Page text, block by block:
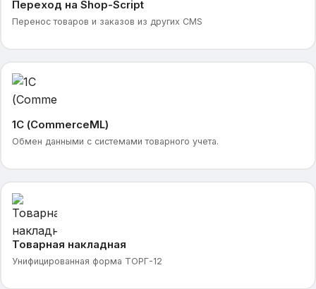
Переход на Shop-Script
Перенос товаров и заказов из других CMS
1С (CommerceML)
Обмен данными с системами товарного учета.
Товарная накладная
Унифицированная форма ТОРГ-12